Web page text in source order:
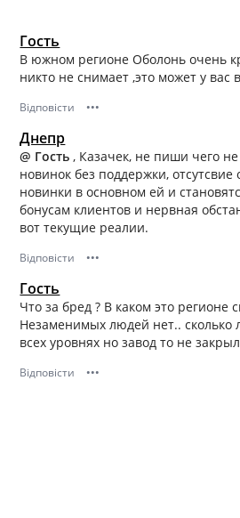
Гость
В южном регионе Оболонь очень
никто не снимает ,это может у вас
Відповісти •••
Днепр
@ Гость, Казачек, не пиши чего
новинок без поддержки,
новинки в основном ей и
бонусам клиентов и нервная
вот текущие реалии.
Відповісти •••
Гость
Что за бред ? В каком это регионе
Незаменимых людей нет.. сколько
всех уровнях но завод то не
Відповісти •••